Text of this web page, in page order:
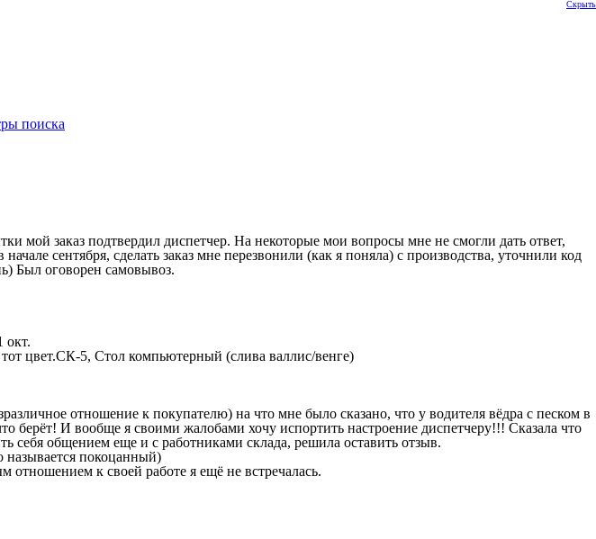
поиска
Скрыть
мой заказ подтвердил диспетчер. На некоторые мои вопросы мне не смогли дать ответ,
сентября, сделать заказ мне перезвонили (как я поняла) с производства, уточнили код
Был оговорен самовывоз.
окт.
цвет.СК-5, Стол компьютерный (слива валлис/венге)
отношение к покупателю) на что мне было сказано, что у водителя вёдра с песком в
берёт! И вообще я своими жалобами хочу испортить настроение диспетчеру!!! Сказала что
себя общением еще и с работниками склада, решила оставить отзыв.
называется покоцанный)
к своей работе я ещё не встречалась.